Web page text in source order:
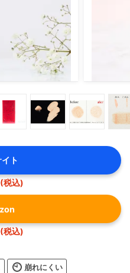
ト
税込)
税込)
崩れにくい